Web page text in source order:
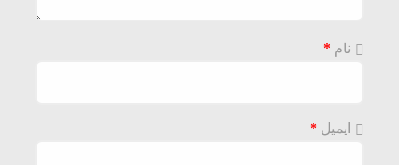
نام *
ایمیل *